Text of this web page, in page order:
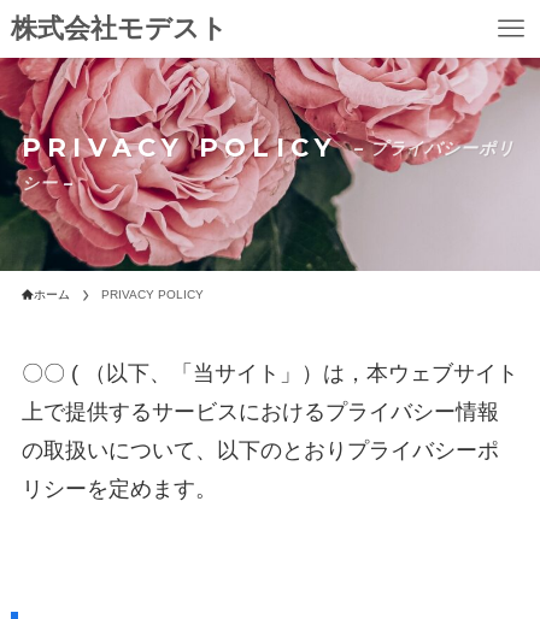
株式会社モデスト
PRIVACY POLICY
– プライバシーポリ
シー –
ホーム PRIVACY POLICY
〇〇 ( （以下、「当サイト」）は，本ウェブサイト
上で提供するサービスにおけるプライバシー情報
の取扱いについて、以下のとおりプライバシーポ
リシーを定めます。